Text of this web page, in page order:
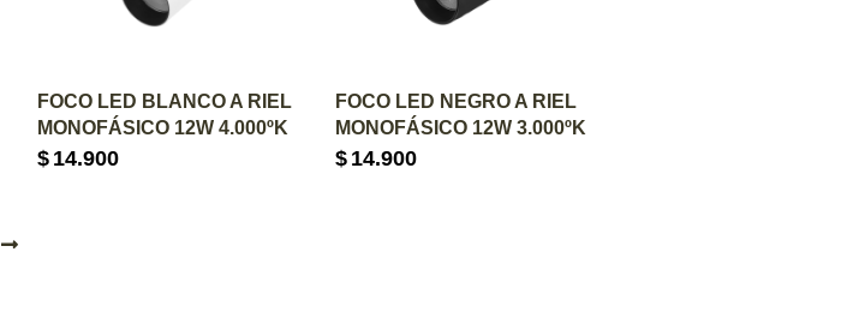
AGREGAR AL CARRITO
FOCO LED BLANCO A RIEL
MONOFÁSICO 12W 4.000ºK
$ 14.900
AGREGAR AL CARRITO
FOCO LED NEGRO A RIEL
MONOFÁSICO 12W 3.000ºK
$ 14.900